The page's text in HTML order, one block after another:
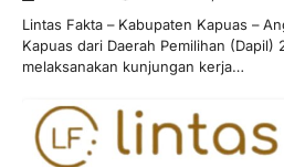
Lintas Fakta – Kabupaten Kapuas –
Kapuas dari Daerah Pemilihan (Dapil)
melaksanakan kunjungan kerja…